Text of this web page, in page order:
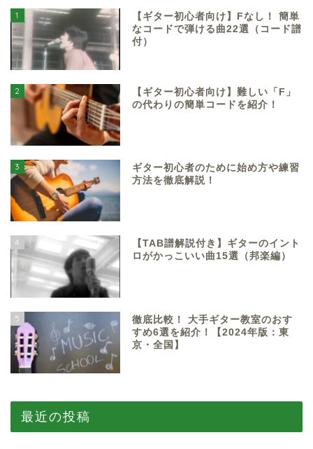
1
【ギター初心者向け】Fなし！ 簡単
なコードで弾ける曲22選（コード譜
付）
2
【ギター初心者向け】難しい「F」
の代わりの簡単コードを紹介！
3
ギター初心者のために始め方や練習
方法を徹底解説！
4
【TAB譜解説付き】ギターのイント
ロがかっこいい曲15選（邦楽編）
5
徹底比較！ 大手ギター教室のおす
すめ6選を紹介！【2024年版：東
京・全国】
最近の投稿